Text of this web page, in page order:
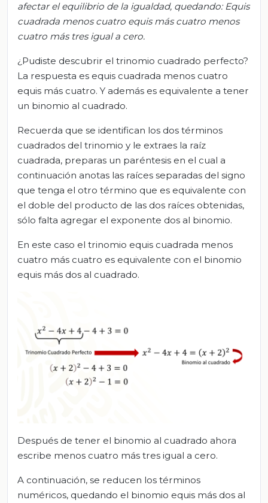
afectar el equilibrio de la igualdad, quedando: Equis
cuadrada menos cuatro equis más cuatro menos
cuatro más tres igual a cero.
¿Pudiste descubrir el trinomio cuadrado perfecto?
La respuesta es equis cuadrada menos cuatro
equis más cuatro. Y además es equivalente a tener
un binomio al cuadrado.
Recuerda que se identifican los dos términos
cuadrados del trinomio y le extraes la raíz
cuadrada, preparas un paréntesis en el cual a
continuación anotas las raíces separadas del signo
que tenga el otro término que es equivalente con
el doble del producto de las dos raíces obtenidas,
sólo falta agregar el exponente dos al binomio.
En este caso el trinomio equis cuadrada menos
cuatro más cuatro es equivalente con el binomio
equis más dos al cuadrado.
Después de tener el binomio al cuadrado ahora
escribe menos cuatro más tres igual a cero.
A continuación, se reducen los términos
numéricos, quedando el binomio equis más dos al